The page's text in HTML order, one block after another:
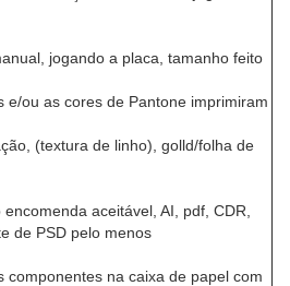
jogando a placa, tamanho feito
e/ou as cores de Pantone imprimiram
(textura de linho), golld/folha de
aceitável, AI, pdf, CDR,
de PSD pelo menos
componentes na caixa de papel com